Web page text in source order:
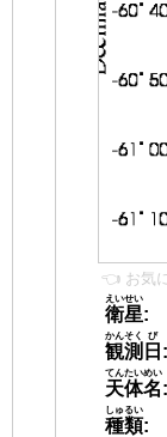
👈 お気
衛星
えいせい
:
観測
かんそく
日
び
:
天体名
てんたいめい
:
種類
しゅるい
: